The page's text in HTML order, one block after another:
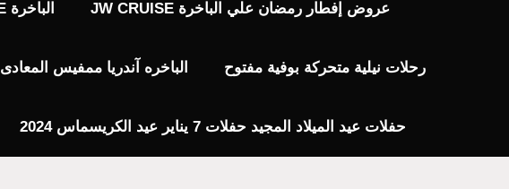
عروض إفطار رمضان علي الباخرة JW CRUISE الباخرة JW CRUISE
رحلات نيلية متحركة بوفية مفتوح الباخره آندريا ممفيس المعادى
حفلات عيد الميلاد المجيد حفلات 7 يناير عيد الكريسماس 2024